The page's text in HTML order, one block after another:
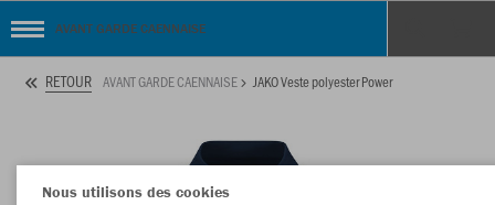
AVANT GARDE CAENNAISE
RETOUR AVANT GARDE CAENNAISE JAKO Veste polyester Power
Nous utilisons des cookies